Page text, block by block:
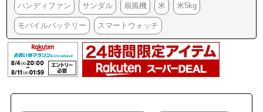
ハンディファン サンダル 扇風機 米 米5kg
モバイルバッテリー スマートウォッチ